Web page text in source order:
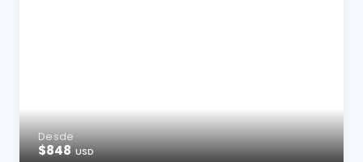
Desde
$848USD